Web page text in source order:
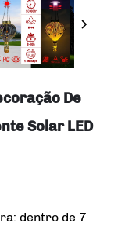
De
Solar LED
dentro de 7